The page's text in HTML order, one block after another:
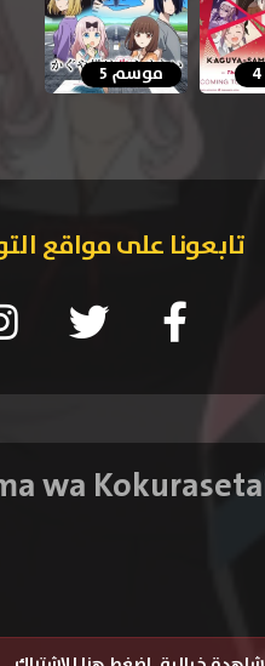
موسم 5
تابعونا على مواقع